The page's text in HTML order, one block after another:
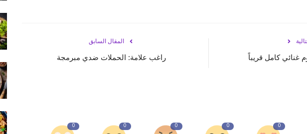
المقال السابق
راغب علامة: الحملات ضدي مبرمجة غنائي كامل قريباً
0
0
0
0
0